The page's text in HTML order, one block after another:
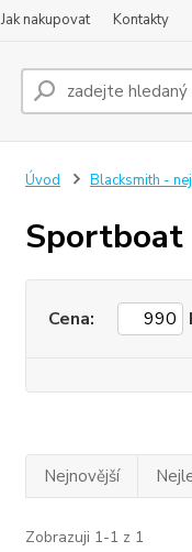
Jak nakupovat Kontakty
Úvod Blacksmith -
Sportboat
Cena:
Nejnovější
Zobrazuji 1-1 z 1